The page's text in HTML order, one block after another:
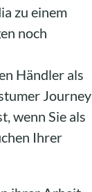
zu einem
noch
Händler als
Journey
wenn Sie als
Ihrer